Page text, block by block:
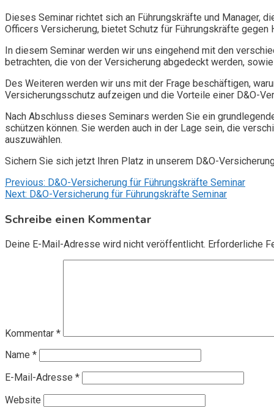
Dieses Seminar richtet sich an Führungskräfte und Manager,
Officers Versicherung, bietet Schutz für Führungskräfte
In diesem Seminar werden wir uns eingehend mit den
betrachten, die von der Versicherung abgedeckt werden,
Des Weiteren werden wir uns mit der Frage beschäftigen,
Versicherungsschutz aufzeigen und die Vorteile einer D&O-
Nach Abschluss dieses Seminars werden Sie ein
schützen können. Sie werden auch in der Lage sein, die
auszuwählen.
Sichern Sie sich jetzt Ihren Platz in unserem D&O-
Beitragsnavigation
Previous: D&O-Versicherung für Führungskräfte Seminar
Next: D&O-Versicherung für Führungskräfte Seminar
Schreibe einen Kommentar
Deine E-Mail-Adresse wird nicht veröffentlicht. Erforderliche
Kommentar *
Name *
E-Mail-Adresse *
Website